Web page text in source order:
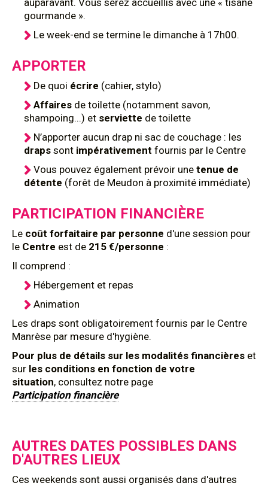
auparavant. Vous serez accueillis avec une « tisane
gourmande ».
Le week-end se termine le dimanche à 17h00.
APPORTER
De quoi écrire (cahier, stylo)
Affaires de toilette (notamment savon,
shampoing...) et serviette de toilette
N’apporter aucun drap ni sac de couchage : les
draps sont impérativement fournis par le Centre
Vous pouvez également prévoir une tenue de
détente (forêt de Meudon à proximité immédiate)
PARTICIPATION FINANCIÈRE
Le coût forfaitaire par personne d'une session pour
le Centre est de 215 €/personne :
Il comprend :
Hébergement et repas
Animation
Les draps sont obligatoirement fournis par le Centre
Manrèse par mesure d'hygiène.
Pour plus de détails sur les modalités financières et
sur les conditions en fonction de votre
situation, consultez notre page
Participation financière
AUTRES DATES POSSIBLES DANS
D'AUTRES LIEUX
Ces weekends sont aussi organisés dans d'autres